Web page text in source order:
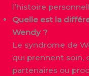
l’histoire
Quelle est la
Wendy ?
Le syndrome de
qui prennent soin,
partenaires ou